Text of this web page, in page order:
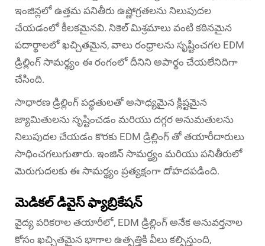
ఇంజిన్లలో ఉత్తమ పనితీరు ఉష్ణోగ్రతలను నిలుపుదల
చేయడంలో కీలకమైనవి. నికెల్ మిశ్రమాలు వంటి కఠినమైన
పదార్థాలలో ఖచ్చితమైన, వాలు రంధ్రాలను సృష్టించగల EDM
డ్రిల్లింగ్ సామర్థ్యం ఈ రంగంలో దీనిని అపార్థం చేయలేనిదిగా
చేసింది.
సాధారణ డ్రిల్లింగ్ పద్ధతులతో అసాధ్యమైన క్లిష్టమైన
జ్యామితులను సృష్టించడం మరియు దగ్గర అనుమతులను
నిలుపుదల చేయడం కొరకు EDM డ్రిల్లింగ్ తో తయారీదారులు
సాధించగలుగుతారు. ఇంజిన్ సామర్థ్యం మరియు పనితీరులో
మెరుగుదలకు ఈ సామర్థ్యం ప్రత్యక్షంగా దోహదపడింది.
మెడికల్ డివైస్ ఫ్యాబ్రికేషన్
వైద్య పరికరాల తయారీలో, EDM డ్రిల్లింగ్ అనేక అనువర్తనాల
కోసం ఖచ్చితమైన భాగాల ఉత్పత్తికి వీలు కల్పిస్తుంది,